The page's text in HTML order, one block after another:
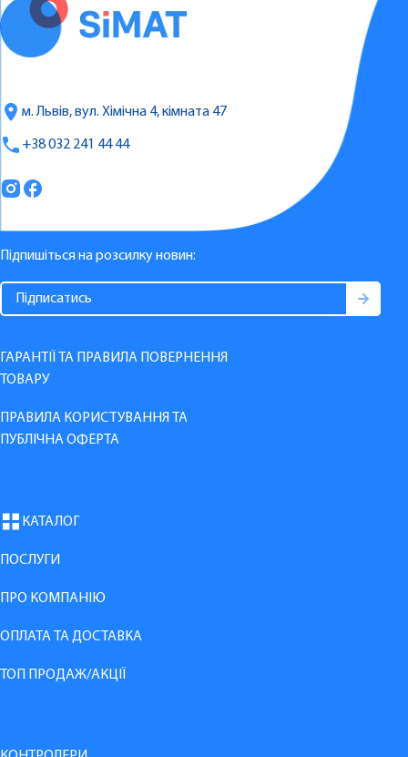
м. Львів, вул. Хімічна 4, кімната 47
+38 032 241 44 44
Підпишіться на розсилку новин:
ГАРАНТІЇ ТА ПРАВИЛА ПОВЕРНЕННЯ
ТОВАРУ
ПРАВИЛА КОРИСТУВАННЯ ТА
ПУБЛІЧНА ОФЕРТА
КАТАЛОГ
ПОСЛУГИ
ПРО КОМПАНІЮ
ОПЛАТА ТА ДОСТАВКА
ТОП ПРОДАЖ/АКЦІЇ